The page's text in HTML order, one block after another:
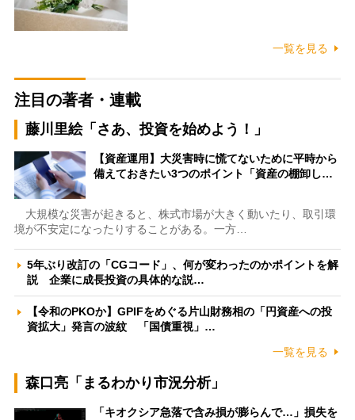
一覧を見る
注目の著者・連載
藤川里絵「さあ、投資を始めよう！」
【資産運用】大災害時に慌てないために平時から
備えておきたい3つのポイント「資産の棚卸し…
大規模な災害が起きると、株式市場が大きく動いたり、取引環
境が不安定になったりすることがある。一方…
5年ぶり改訂の「CGコード」、何が変わったのかポイントを解
説 企業に成長投資の具体的な説…
【令和のPKOか】GPIFをめぐる片山財務相の「円資産への投
資拡大」発言の波紋 「国債重視」…
一覧を見る
森口亮「まるわかり市況分析」
「キオクシア急落で含み損が膨らんで…」損失を